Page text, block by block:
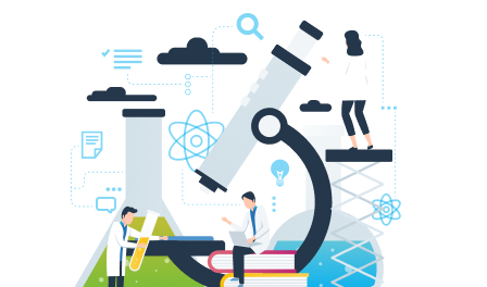
Genetic engineering Biophysical chemistry
Medicinal chemistry
Organometallic chemistry
Physical organic chemistry Polymer chemistry
Click chemistry Bioinorganic chemistry